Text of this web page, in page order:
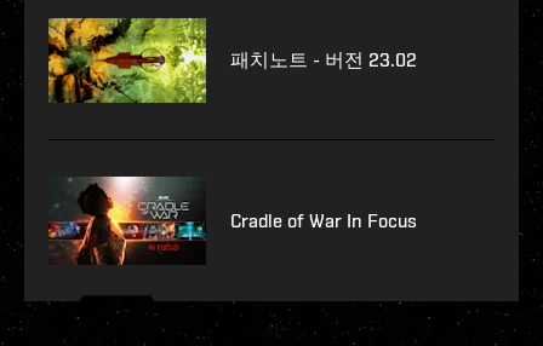
패치노트 - 버전 23.02
Cradle of War In Focus